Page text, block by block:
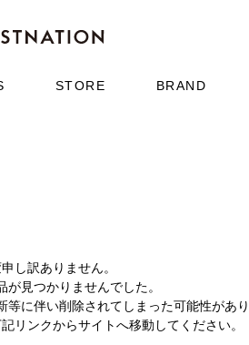
STORE BRAND
し訳ありません。
が見つかりませんでした。
に伴い削除されてしまった可能性があり
リンクからサイトへ移動してください。